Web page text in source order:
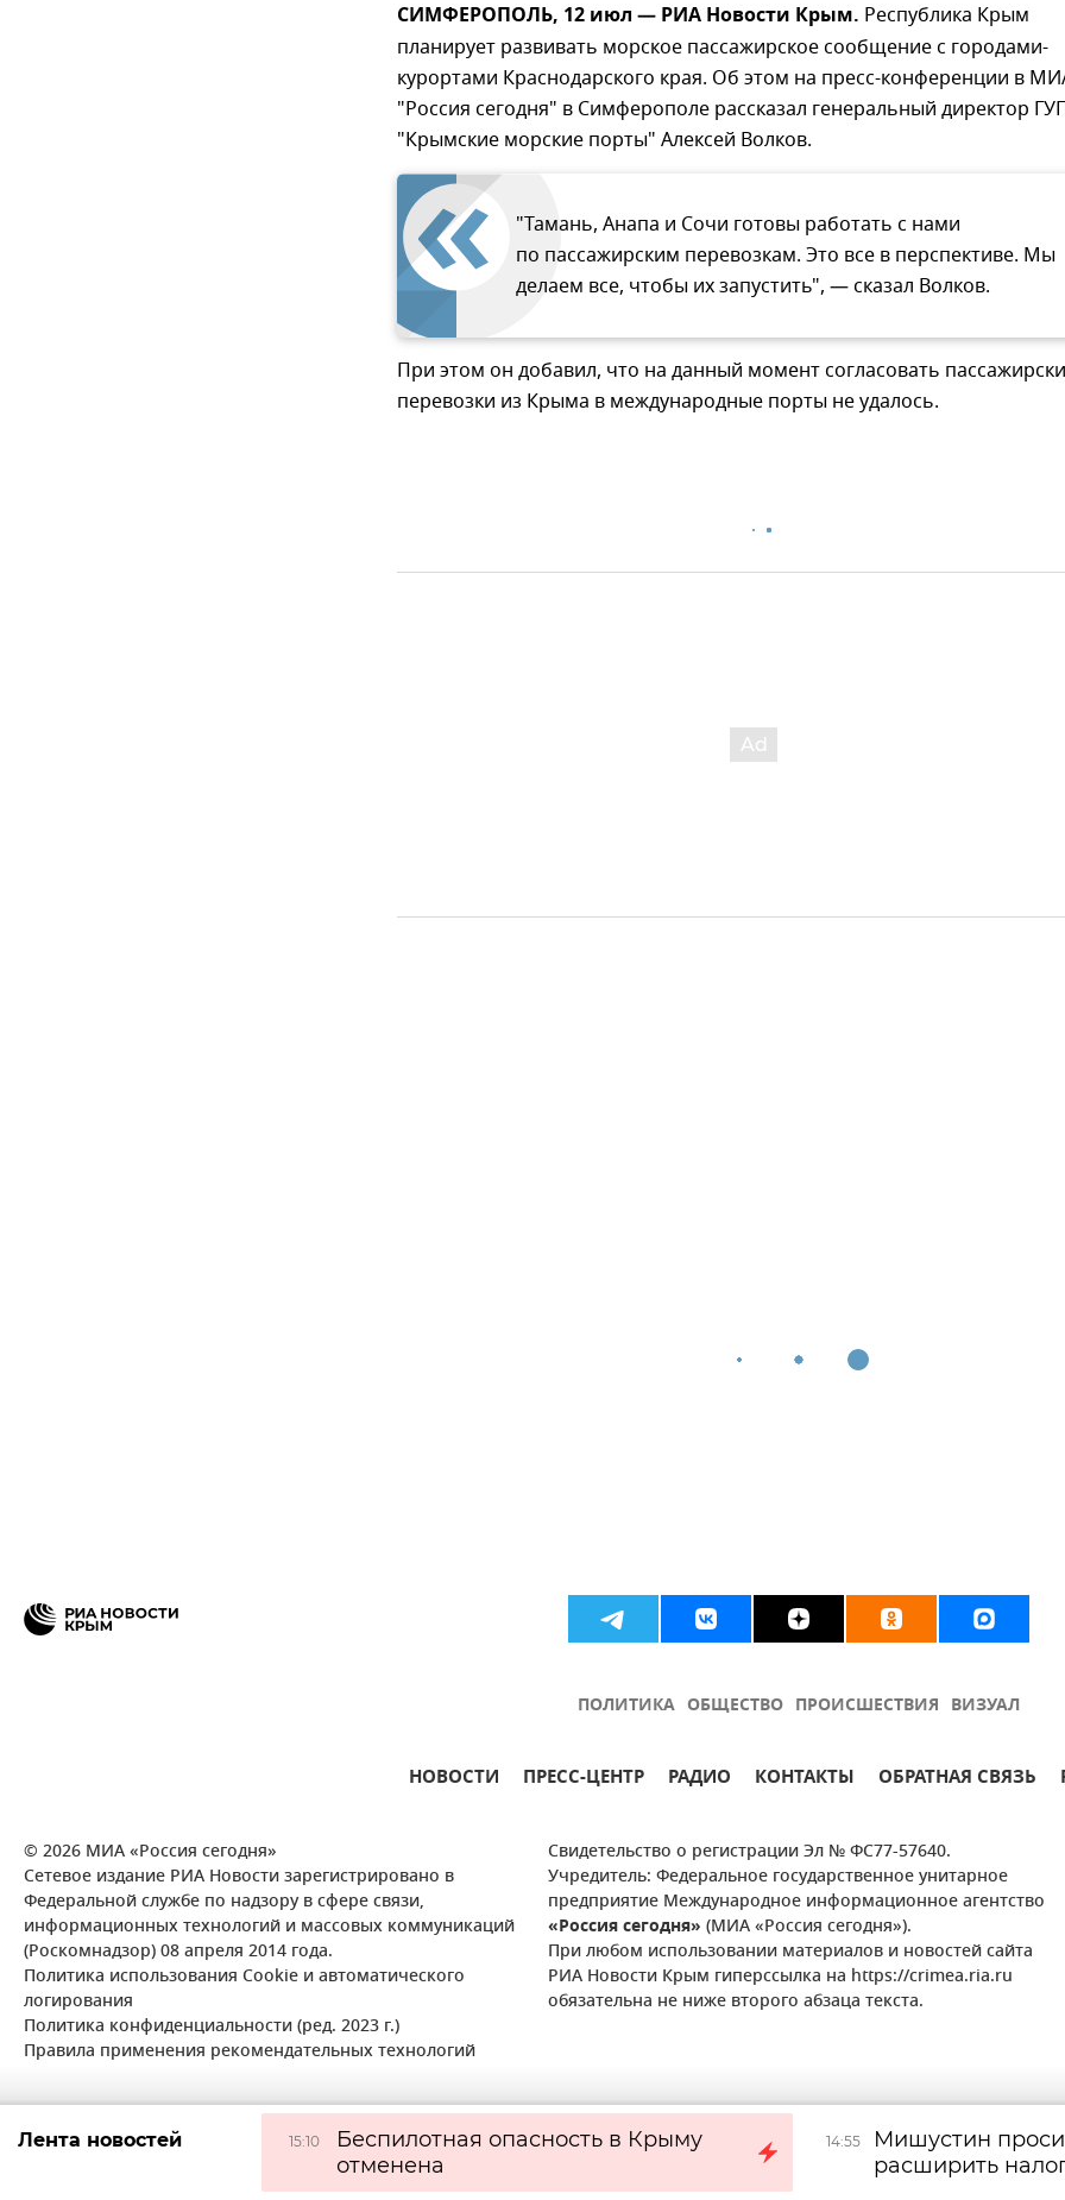
СИМФЕРОПОЛЬ, 12 июл — РИА Новости Крым. Республика Крым
планирует развивать морское пассажирское сообщение с городами-
курортами Краснодарского края. Об этом на пресс-конференции в
"Россия сегодня" в Симферополе рассказал генеральный директор
"Крымские морские порты" Алексей Волков.
"Тамань, Анапа и Сочи готовы работать с нами
по пассажирским перевозкам. Это все в перспективе. Мы
делаем все, чтобы их запустить", — сказал Волков.
При этом он добавил, что на данный момент согласовать
перевозки из Крыма в международные порты не удалось.
ПОЛИТИКА ОБЩЕСТВО ПРОИСШЕСТВИЯ ВИЗУАЛ
НОВОСТИ ПРЕСС-ЦЕНТР РАДИО КОНТАКТЫ ОБРАТНАЯ СВЯЗЬ
© 2026 МИА «Россия сегодня»
Сетевое издание РИА Новости зарегистрировано в
Федеральной службе по надзору в сфере связи,
информационных технологий и массовых коммуникаций
(Роскомнадзор) 08 апреля 2014 года.
Политика использования Cookie и автоматического
логирования
Политика конфиденциальности (ред. 2023 г.)
Правила применения рекомендательных технологий
Свидетельство о регистрации Эл № ФС77-57640.
Учредитель: Федеральное государственное унитарное
предприятие Международное информационное агентство
«Россия сегодня» (МИА «Россия сегодня»).
При любом использовании материалов и новостей сайта
РИА Новости Крым гиперссылка на https://crimea.ria.ru
обязательна не ниже второго абзаца текста.
15:10
Беспилотная опасность в Крыму
отменена
14:55
Мишустин
расширить
Лента новостей